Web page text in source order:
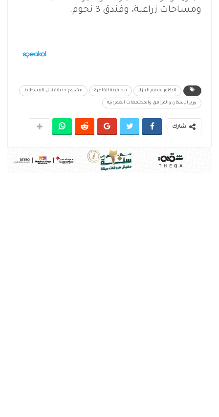
ومساحات زراعية، وفندق 3 نجوم.
الدكتور عاصم الجزار محافظة القاهرة مشروع حديقة تلال الفسطاط
وزير الإسكان والمرافق والمجتمعات العمرانية
شارك